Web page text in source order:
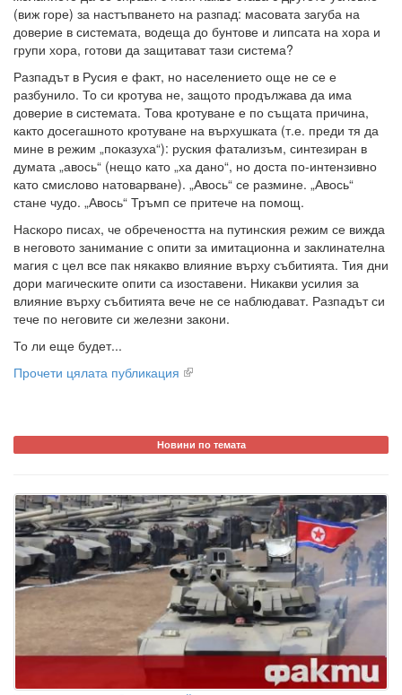
(виж горе) за настъпването на разпад: масовата загуба на
доверие в системата, водеща до бунтове и липсата на хора и
групи хора, готови да защитават тази система?
Разпадът в Русия е факт, но населението още не се е
разбунило. То си кротува не, защото продължава да има
доверие в системата. Това кротуване е по същата причина,
както досегашното кротуване на върхушката (т.е. преди тя да
мине в режим „показуха“): руския фатализъм, синтезиран в
думата „авось“ (нещо като „ха дано“, но доста по-интензивно
като смислово натоварване). „Авось“ се размине. „Авось“
стане чудо. „Авось“ Тръмп се притече на помощ.
Наскоро писах, че обречеността на путинския режим се вижда
в неговото занимание с опити за имитационна и заклинателна
магия с цел все пак някакво влияние върху събитията. Тия дни
дори магическите опити са изоставени. Никакви усилия за
влияние върху събитията вече не се наблюдават. Разпадът си
тече по неговите си железни закони.
То ли еще будет...
Прочети цялата публикация
Новини по темата